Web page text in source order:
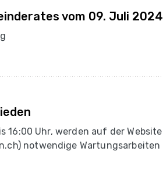
vom 09. Juli 2024
16:00 Uhr, werden auf der Website
notwendige Wartungsarbeiten